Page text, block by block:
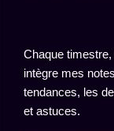
Chaque
intègre mes
tendances, les
et astuces.